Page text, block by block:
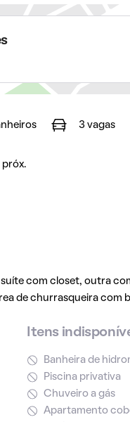
3 vagas
próx.
com closet, outra
de churrasqueira com
Itens
Banheira de
Piscina privativa
Chuveiro a gás
Apartamento